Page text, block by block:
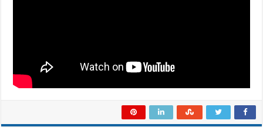
الأسواني